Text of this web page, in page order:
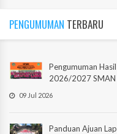
PENGUMUMAN TERBARU
Pengumuman
2026/2027 SMAN
09 Jul 2026
Panduan Ajuan